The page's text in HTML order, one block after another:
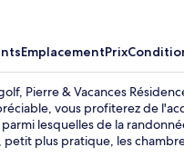
EmplacementPrix
Pierre & Vacances
vous profiterez de
lesquelles de la
petit plus pratique, les